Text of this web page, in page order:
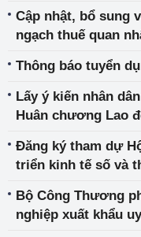
Cập nhật, bổ sung
ngạch thuế quan nhập khẩu đường bổ sung của
Thông báo tuyển
Lấy ý kiến nhân
Huân chương Lao
Đăng ký tham dự
triển kinh tế số và
Bộ Công Thương
nghiệp xuất khẩu